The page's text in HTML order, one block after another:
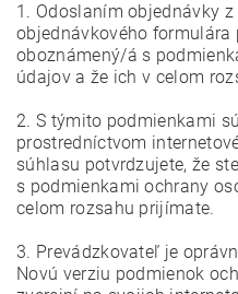
1. Odoslaním objednávky
objednávkového formulára
oboznámený/á s
údajov a že ich v celom
2. S týmito podmienkami
prostredníctvom
súhlasu potvrdzujete, že
s podmienkami ochrany
celom rozsahu prijímate.
3. Prevádzkovateľ je
Novú verziu podmienok